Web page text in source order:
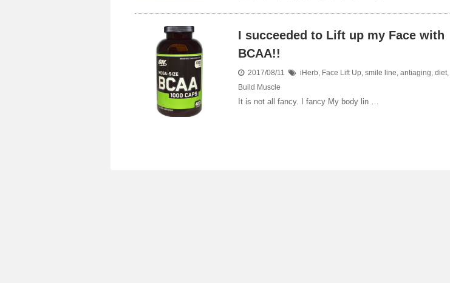
I succeeded to Lift up my Face with
BCAA!!
2017/08/11 iHerb, Face Lift Up, smile line, antiaging, diet,
Build Muscle
It is not all fancy. I fancy My body lin …